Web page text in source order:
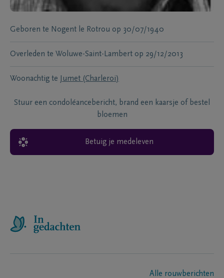
Geboren te Nogent le Rotrou op 30/07/1940
Overleden te Woluwe-Saint-Lambert op 29/12/2013
Woonachtig te Jumet (Charleroi)
Stuur een condoléancebericht, brand een kaarsje of bestel
bloemen
Betuig je medeleven
Alle rouwberichten